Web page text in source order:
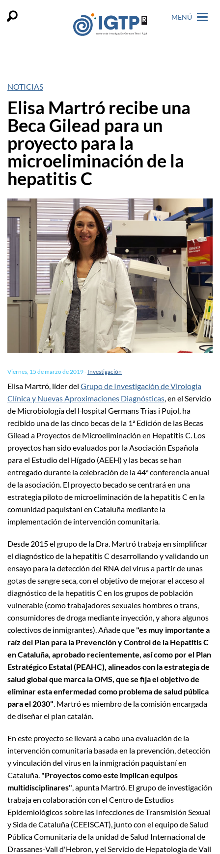
MENÚ
NOTICIAS
Elisa Martró recibe una
Beca Gilead para un
proyecto para la
microeliminación de la
hepatitis C
Viernes, 15 de marzo de 2019- Investigación
Elisa Martró, líder del Grupo de Investigación de Virología
Clínica y Nuevas Aproximaciones Diagnósticas, en el Servicio
de Microbiología del Hospital Germans Trias i Pujol, ha
recibido una de las cinco becas de la 1ª Edición de las Becas
Gilead a Proyectos de Microeliminación en Hepatitis C. Los
proyectos han sido evaluados por la Asociación Española
para el Estudio del Hígado (AEEH) y las becas se han
entregado durante la celebración de la 44ª conferencia anual
de la asociación. El proyecto becado se centrará en una
estrategia piloto de microeliminación de la hepatitis C en la
comunidad paquistaní en Cataluña mediante la
implementación de intervención comunitaria.
Desde 2015 el grupo de la Dra. Martró trabaja en simplificar
el diagnóstico de la hepatitis C desarrollando y validando un
ensayo para la detección del RNA del virus a partir de unas
gotas de sangre seca, con el objetivo de mejorar el acceso al
diagnóstico de la hepatitis C en los grupos de población
vulnerable (como trabajadores sexuales hombres o trans,
consumidores de droga mediante inyección, y ahora algunos
colectivos de inmigrantes). Añade que "es muy importante a
raíz del Plan para la Prevención y Control de la Hepatitis C
en Cataluña, aprobado recientemente, así como por el Plan
Estratégico Estatal (PEAHC), alineados con la estrategia de
salud global que marca la OMS, que se fija el objetivo de
eliminar esta enfermedad como problema de salud pública
para el 2030". Martró es miembro de la comisión encargada
de diseñar el plan catalán.
En este proyecto se llevará a cabo una evaluación de la
intervención comunitaria basada en la prevención, detección
y vinculación del virus en la inmigración paquistaní en
Cataluña. "Proyectos como este implican equipos
multidisciplinares", apunta Martró. El grupo de investigación
trabaja en colaboración con el Centro de Estudios
Epidemiológicos sobre las Infecciones de Transmisión Sexual
y Sida de Cataluña (CEEISCAT), junto con el equipo de Salud
Pública Comunitaria de la unidad de Salud Internacional de
Drassanes-Vall d'Hebron, y el Servicio de Hepatología de Vall